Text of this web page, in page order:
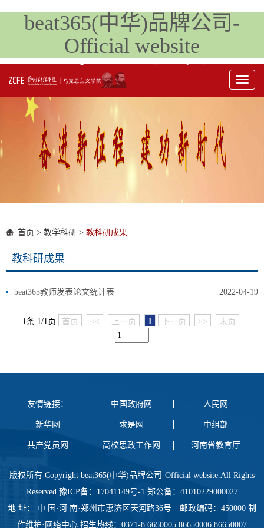
beat365(中华)品牌公司-
Official website
Toggle
首页 > 教学科研 > 教科研成果
教科研成果
beat365教师发表论文统计表 2022-04-19
1条 1/1页 首页 << 上一页 1 下一页 >> 末页
友情链接： 中国政府网 人民网
新华网 求是网 中组部
共产党员网 高校思政工作网 河南省教育厅
版权所有 Copyright beat365(中华)品牌公司-Official website.All Rights
Reserved 豫ICP备：17041149号-1 郑公备：41010229000027
地 址： 中 国·河 南·郑州市惠济区天河路36号 邮政编码：450000 制
作维护·网络中心 招生热线：0371-8 6650005 86650006 86650007